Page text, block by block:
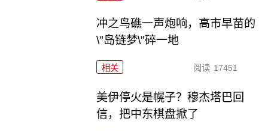
冲之鸟礁一声炮响，高市早苗的
\"岛链梦\"碎一地
相关 阅读 17451
美伊停火是幌子？穆杰塔巴回
信，把中东棋盘掀了